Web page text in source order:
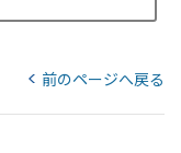
前のページへ戻る